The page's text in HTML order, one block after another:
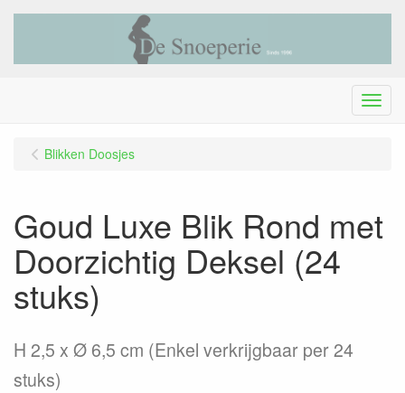
Menu
Blikken Doosjes
Goud Luxe Blik Rond met
Doorzichtig Deksel (24
stuks)
H 2,5 x Ø 6,5 cm (Enkel verkrijgbaar per 24
stuks)